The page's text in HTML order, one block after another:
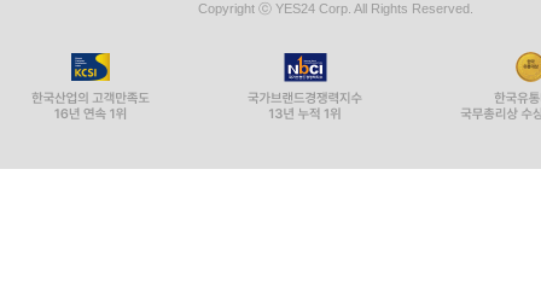
Copyright ⓒ YES24 Corp. All Rights Reserved.